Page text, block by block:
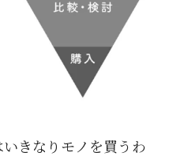
いきなりモノを買うわ